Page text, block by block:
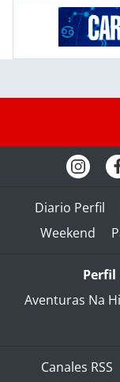
Diario Perfil
Weekend
Perfil
Aventuras Na
Canales RSS